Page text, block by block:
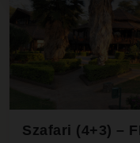
Szafari (4+3) –